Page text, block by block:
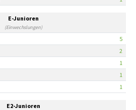
E-Junioren
(Einwechslungen)
5
2
1
1
1
E2-Junioren